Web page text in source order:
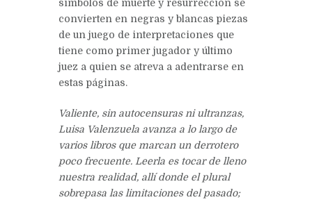
símbolos de muerte y resurrección se
convierten en negras y blancas piezas
de un juego de interpretaciones que
tiene como primer jugador y último
juez a quien se atreva a adentrarse en
estas páginas.
Valiente, sin autocensuras ni ultranzas,
Luisa Valenzuela avanza a lo largo de
varios libros que marcan un derrotero
poco frecuente. Leerla es tocar de lleno
nuestra realidad, allí donde el plural
sobrepasa las limitaciones del pasado;